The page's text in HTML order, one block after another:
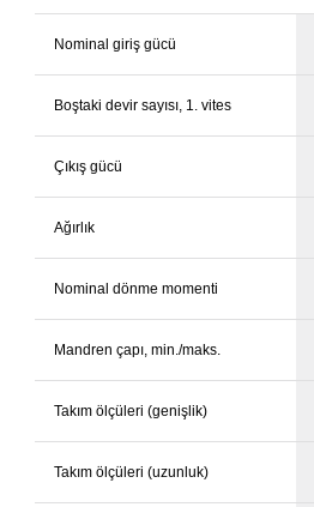
Nominal giriş gücü
Boştaki devir sayısı, 1. vites
Çıkış gücü
Ağırlık
Nominal dönme momenti
Mandren çapı, min./maks.
Takım ölçüleri (genişlik)
Takım ölçüleri (uzunluk)